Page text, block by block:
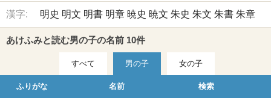
漢字: 明史 明文 明書 明章 暁史 暁文 朱史 朱文 朱書 朱章
あけふみと読む男の子の名前 10件
すべて 男の子 女の子
ふりがな 名前 検索